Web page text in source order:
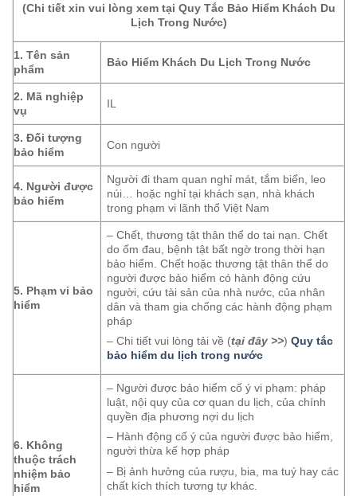
(Chi tiết xin vui lòng xem tại Quy Tắc Bảo Hiểm Khách Du
Lịch Trong Nước)
1. Tên sản
phẩm
Bảo Hiểm Khách Du Lịch Trong Nước
2. Mã nghiệp
vụ
IL
3. Đối tượng
bảo hiểm
Con người
4. Người được
bảo hiểm
Người đi tham quan nghỉ mát, tắm biển, leo
núi… hoặc nghỉ tại khách sạn, nhà khách
trong phạm vi lãnh thổ Việt Nam
5. Phạm vi bảo
hiểm
– Chết, thương tật thân thể do tai nạn. Chết
do ốm đau, bệnh tật bất ngờ trong thời hạn
bảo hiểm. Chết hoặc thương tật thân thể do
người được bảo hiểm có hành động cứu
người, cứu tài sản của nhà nước, của nhân
dân và tham gia chống các hành động phạm
pháp
– Chi tiết vui lòng tải về (tại đây >>)Quy tắc
bảo hiểm du lịch trong nước
6. Không
thuộc trách
nhiệm bảo
hiểm
– Người được bảo hiểm cố ý vi phạm: pháp
luật, nội quy của cơ quan du lịch, của chính
quyền địa phương nợi du lịch
– Hành động cố ý của người được bảo hiểm,
người thừa kế hợp pháp
– Bị ảnh hưởng của rượu, bia, ma tuý hay các
chất kích thích tương tự khác.